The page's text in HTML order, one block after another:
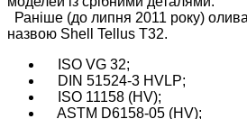
Раніше (до липня 2011 року)
назвою Shell Tellus T32.
ISO VG 32;
DIN 51524-3 HVLP;
ISO 11158 (HV);
ASTM D6158-05 (HV);